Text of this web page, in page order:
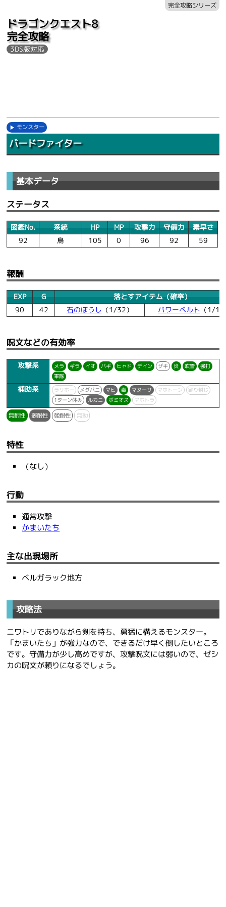
ドラゴンクエスト8
完全攻略
3DS版対応
完全攻略シリーズ
モンスター
バードファイター
基本データ
ステータス
図鑑No. 系統 HP MP 攻撃力 守備力
素早さ
92
鳥 105 0 96 92 59
報酬
EXP G
落とすアイテム（確率）
90
42 石のぼうし （1/32） パワーベルト （1/
呪文などの有効率
攻撃系 メラ ギラ イオ バギ ヒャド デイン ザキ 炎 吹雪
強打
軍隊
補助系 ラリホー メダパニ マヒ 毒 マヌーサ マホトーン
踊り封じ
1ターン休み
ルカニ ボミオス マホトラ
無耐性 弱耐性 強耐性 無効
特性
（なし）
行動
通常攻撃
かまいたち
主な出現場所
ベルガラック地方
攻略法
ニワトリでありながら剣を持ち、勇猛に構えるモンスター。
「かまいたち」が強力なので、できるだけ早く倒したいところ
です。守備力が少し高めですが、攻撃呪文には弱いので、ゼシ
カの呪文が頼りになるでしょう。